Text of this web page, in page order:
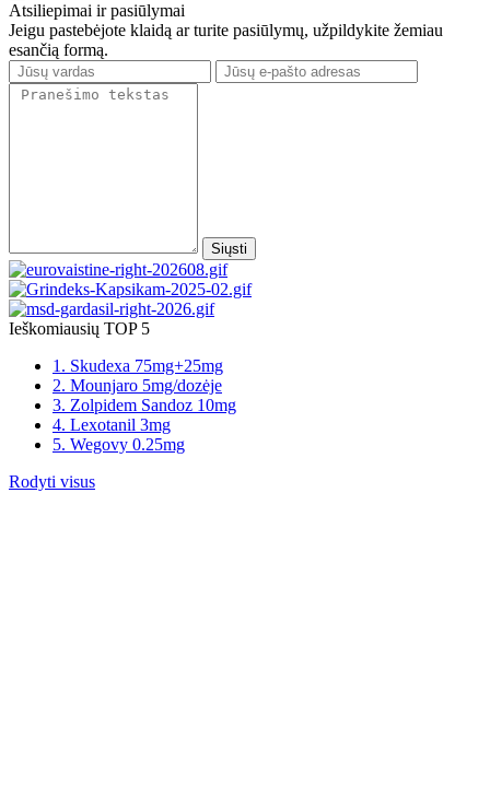
Atsiliepimai ir pasiūlymai
Jeigu pastebėjote klaidą ar turite pasiūlymų, užpildykite žemiau
esančią formą.
Siųsti
Ieškomiausių TOP 5
1. Skudexa 75mg+25mg
2. Mounjaro 5mg/dozėje
3. Zolpidem Sandoz 10mg
4. Lexotanil 3mg
5. Wegovy 0.25mg
Rodyti visus